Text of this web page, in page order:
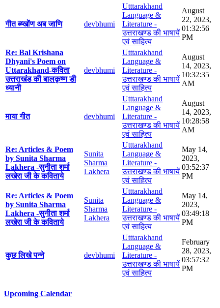
गीत ब्य्खोंण अब जाणि devbhumi
Utttarakhand
Language &
Literature -
उत्तराखण्ड की भाषायें
एवं साहित्य
August
22, 2023,
01:32:56
PM
Re: Bal Krishana
Dhyani's Poem on
Uttarakhand-कविता
उत्तराखंड की बालकृष्ण डी
ध्यानी
devbhumi
Utttarakhand
Language &
Literature -
उत्तराखण्ड की भाषायें
एवं साहित्य
August
14, 2023,
10:32:35
AM
माया गीत devbhumi
Utttarakhand
Language &
Literature -
उत्तराखण्ड की भाषायें
एवं साहित्य
August
14, 2023,
10:28:58
AM
Re: Articles & Poem
by Sunita Sharma
Lakhera -सुनीता शर्मा
लखेरा जी के कविताये
Sunita
Sharma
Lakhera
Utttarakhand
Language &
Literature -
उत्तराखण्ड की भाषायें
एवं साहित्य
May 14,
2023,
03:52:37
PM
Re: Articles & Poem
by Sunita Sharma
Lakhera -सुनीता शर्मा
लखेरा जी के कविताये
Sunita
Sharma
Lakhera
Utttarakhand
Language &
Literature -
उत्तराखण्ड की भाषायें
एवं साहित्य
May 14,
2023,
03:49:18
PM
कुछ लिखे पन्ने devbhumi
Utttarakhand
Language &
Literature -
उत्तराखण्ड की भाषायें
एवं साहित्य
February
28, 2023,
03:57:32
PM
Upcoming Calendar